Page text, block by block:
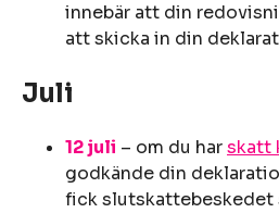
innebär att din
att skicka in din
Juli
12 juli – om du harskatt
godkände din
fick slutskattebeskedet